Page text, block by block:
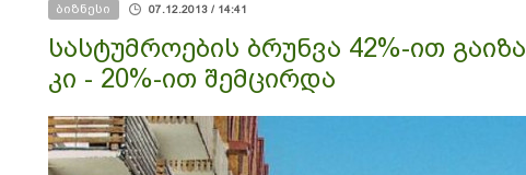
ბიზნესი 07.12.2013 / 14:41
სასტუმროების ბრუნვა 42%-ით
კი - 20%-ით შემცირდა